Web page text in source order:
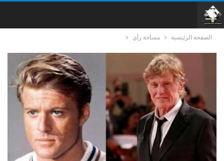
الصفحة الرئيسية مساحة رأي